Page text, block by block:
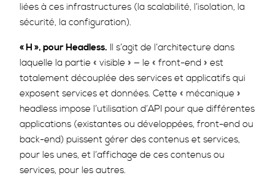
liées à ces infrastructures (la scalabilité, l’isolation, la
sécurité, la configuration).
« H », pour Headless. Il s’agit de l’architecture dans
laquelle la partie « visible » — le « front-end » est
totalement découplée des services et applicatifs qui
exposent services et données. Cette « mécanique »
headless impose l’utilisation d’API pour que différentes
applications (existantes ou développées, front-end ou
back-end) puissent gérer des contenus et services,
pour les unes, et l’affichage de ces contenus ou
services, pour les autres.